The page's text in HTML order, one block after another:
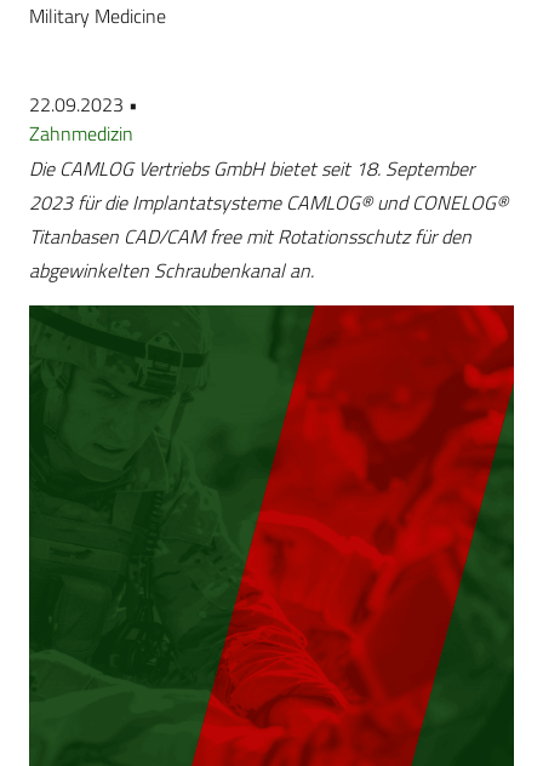
Military Medicine
22.09.2023 •
Zahnmedizin
Die CAMLOG Vertriebs GmbH bietet seit 18. September
2023 für die Implantatsysteme CAMLOG® und CONELOG®
Titanbasen CAD/CAM free mit Rotationsschutz für den
abgewinkelten Schraubenkanal an.